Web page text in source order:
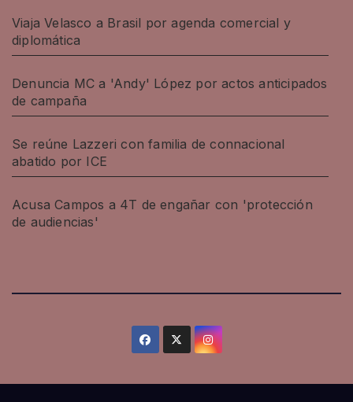
Viaja Velasco a Brasil por agenda comercial y
diplomática
Denuncia MC a 'Andy' López por actos anticipados
de campaña
Se reúne Lazzeri con familia de connacional
abatido por ICE
Acusa Campos a 4T de engañar con 'protección
de audiencias'